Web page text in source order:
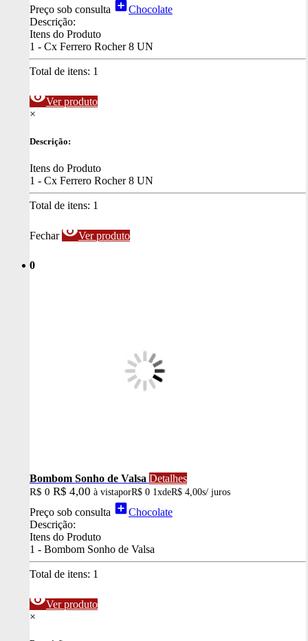
Preço sob consulta add_boxChocolate
Descrição:
Itens do Produto
1 - Cx Ferrero Rocher 8 UN
Total de itens: 1
visibilityVer produto
×
Descrição:
Itens do Produto
1 - Cx Ferrero Rocher 8 UN
Total de itens: 1
Fechar visibilityVer produto
0
Bombom Sonho de Valsa Detalhes
R$ 0 R$ 4,00 à vistaporR$ 0 1xdeR$ 4,00s/ juros
Preço sob consulta add_boxChocolate
Descrição:
Itens do Produto
1 - Bombom Sonho de Valsa
Total de itens: 1
visibilityVer produto
×